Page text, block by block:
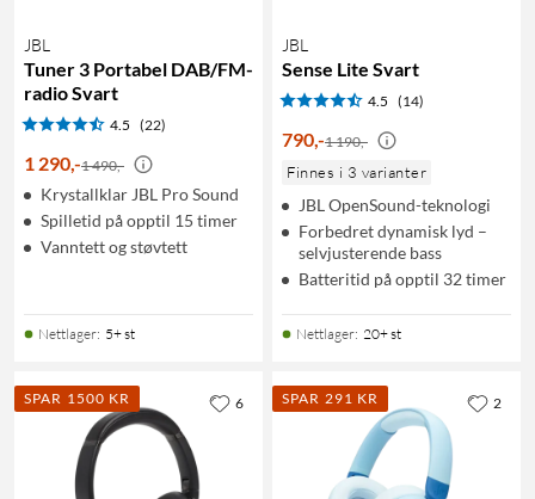
JBL
Tuner 3 Portabel DAB/FM-
radio Svart
4.5 (22)
1 290,-1 490,-
Krystallklar JBL Pro Sound
Spilletid på opptil 15 timer
Vanntett og støvtett
Nettlager: 5+ st
JBL
Sense Lite Svart
4.5 (14)
790,-1 190,-
Finnes i 3 varianter
JBL OpenSound-teknologi
Forbedret dynamisk lyd –
selvjusterende bass
Batteritid på opptil 32 timer
Nettlager: 20+ st
SPAR 1500 KR 6 SPAR 291 KR 2